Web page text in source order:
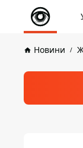
Новини